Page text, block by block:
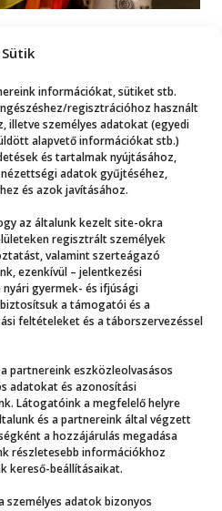
Sütik
információkat, sütiket stb.
regisztrációhoz használt
személyes adatokat (egyedi
alapvető információkat stb.)
és tartalmak nyújtásához,
adatok gyűjtéséhez,
és azok javításához.
az általunk kezelt site-okra
regisztrált személyek
valamint szerteágazó
ezenkívül – jelentkezési
gyermek- és ifjúsági
a támogatói és a
feltételeket és a táborszervezéssel
partnereink eszközleolvasásos
adatokat és azonosítási
Látogatóink a megfelelő helyre
és a partnereink által végzett
a hozzájárulás megadása
részletesebb információkhoz
kereső-beállításaikat.
személyes adatok bizonyos
a többit!